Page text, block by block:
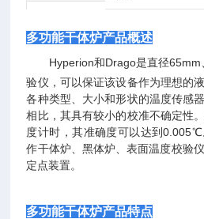
多功能干体炉产品概述
Hyperion和Drago是直径
验仪，可以保证该设备作为理想的
各种类型、大小和形状的温度传感
相比，其具有较小的校准不确定性
度计时，其准确度可以达到
作干体炉、黑体炉、表面温度校验
定点装置。
多功能干体炉产品特点